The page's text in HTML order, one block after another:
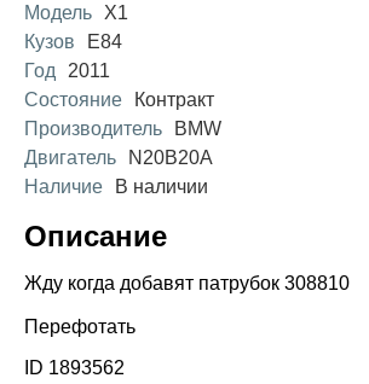
Модель
X1
Кузов
E84
Год
2011
Состояние
Контракт
Производитель
BMW
Двигатель
N20B20A
Наличие
В наличии
Описание
Жду когда добавят патрубок 308810
Перефотать
ID 1893562